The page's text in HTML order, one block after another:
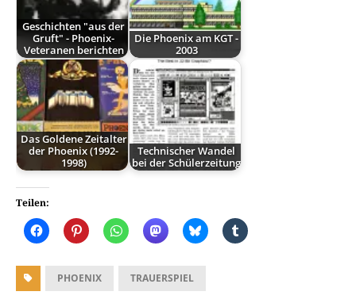
Geschichten "aus der
Gruft" - Phoenix-
Veteranen berichten
Die Phoenix am KGT -
2003
Das Goldene Zeitalter
der Phoenix (1992-
1998)
Technischer Wandel
bei der Schülerzeitung
Teilen:
PHOENIX TRAUERSPIEL